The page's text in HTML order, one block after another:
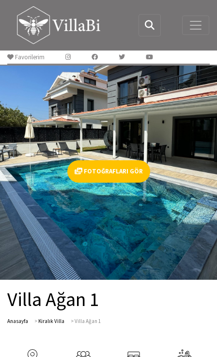
Favorilerim
FOTOĞRAFLARI GÖR
Villa Ağan 1
Anasayfa > Kiralık Villa >Villa Ağan 1